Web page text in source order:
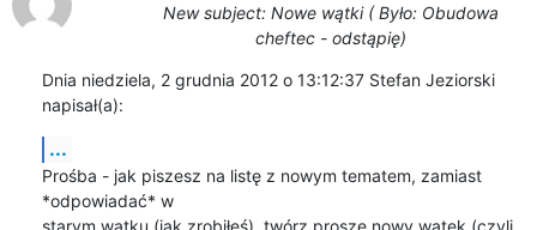
New subject: Nowe wątki ( Było: Obudowa
cheftec - odstąpię)
Dnia niedziela, 2 grudnia 2012 o 13:12:37 Stefan Jeziorski
napisał(a):
...
Prośba - jak piszesz na listę z nowym tematem, zamiast
*odpowiadać* w
starym wątku (jak zrobiłeś), twórz proszę nowy wątek (czyli